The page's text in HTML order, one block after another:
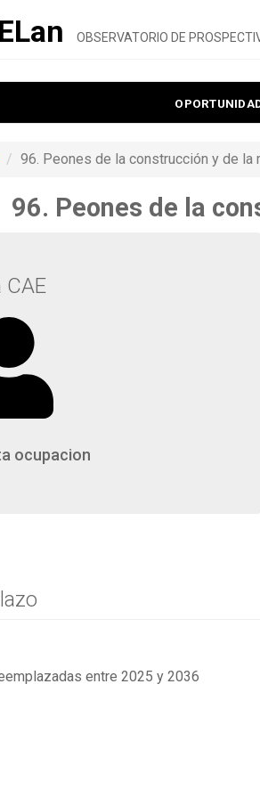
Lan OBSERVATORIO DE
96. Peones de la construcción y de la
96. Peones de la
CAE
ocupacion
entre 2025 y 2036